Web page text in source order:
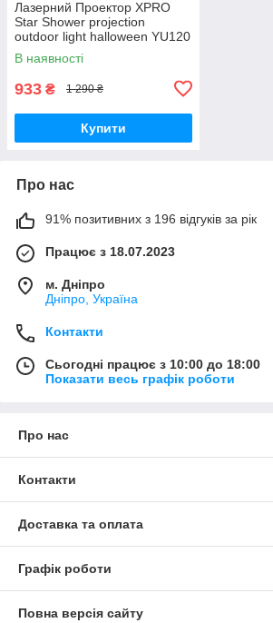
Лазерний Проектор XPRO
Star Shower projection
outdoor light halloween YU120
чорний (GR- 63_433)
В наявності
933 ₴ 1 290 ₴
Купити
Про нас
91% позитивних з 196 відгуків за рік
Працює з 18.07.2023
м. Дніпро
Дніпро, Україна
Контакти
Сьогодні працює з 10:00 до 18:00
Показати весь графік роботи
Про нас
Контакти
Доставка та оплата
Графік роботи
Повна версія сайту